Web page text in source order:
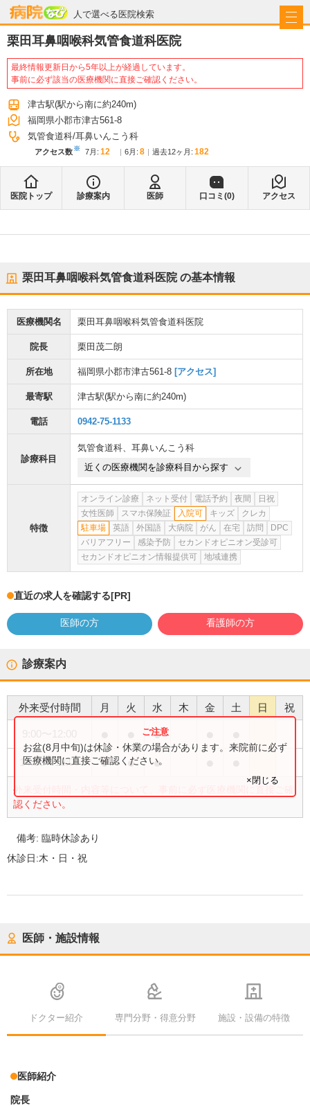
人で選べる医院検索
病院なび
栗田耳鼻咽喉科気管食道科医院
最終情報更新日から5年以上が経過しています。
事前に必ず該当の医療機関に直接ご確認ください。
津古駅(駅から南に約240m)
福岡県小郡市津古561-8
気管食道科 耳鼻いんこう科
アクセス数※ 7月 : 12 6月 : 8 過去12ヶ月: 182
医院トップ 診療案内 医師 口コミ(0) アクセス
栗田耳鼻咽喉科気管食道科医院の基本情報
医療機関名 栗田耳鼻咽喉科気管食道科医院
院長 栗田茂二朗
所在地 福岡県小郡市津古561-8 [アクセス]
最寄駅 津古駅(駅から南に約240m)
電話 0942-75-1133
診療科目
気管食道科、 耳鼻いんこう科
近くの医療機関を診療科目から探す
特徴
オンライン診療 ネット受付 電話予約 夜間
日祝
女性医師
スマホ保険証 入院可 キッズ
クレカ
駐車場
英語 外国語 大病院 がん 在宅 訪問
DPC
バリアフリー
感染予防
セカンドオピニオン受診可
セカンドオピニオン情報提供可
地域連携
直近の求人を確認する[PR]
医師の方 看護師の方
診療案内
外来受付時間 月 火 水 木 金 土 日 祝
●
14:00〜18:00 ● ● ●
外来受付時間・内容等について、事前に必ず医療機関に直接ご確
認ください。
お盆(8月中旬)は休診・休業の場合があります。来院前に必ず
医療機関に直接ご確認ください。
×閉じる
備考:臨時休診あり
休診日:木・日・祝
医師・施設情報
ドクター紹介 専門分野・得意分野 施設・設備の特徴
医師紹介
院長